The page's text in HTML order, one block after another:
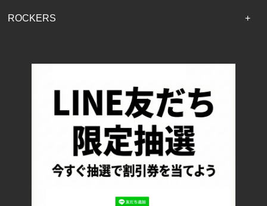
ROCKERS
配送・送料について
返品について
お支払い方法について
特定商取引法に基づく表記
プライバシーポリシー
ロッカーズについて